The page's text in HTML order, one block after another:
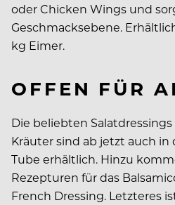
oder Chicken Wings und
Geschmacksebene.
kg Eimer.
OFFEN FÜR
Die beliebten
Kräuter sind ab jetzt auch in
Tube erhältlich. Hinzu
Rezepturen für das
French Dressing. Letzteres